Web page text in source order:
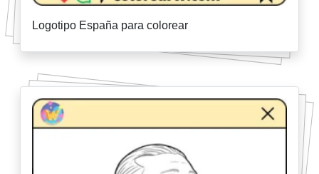
Logotipo España para colorear